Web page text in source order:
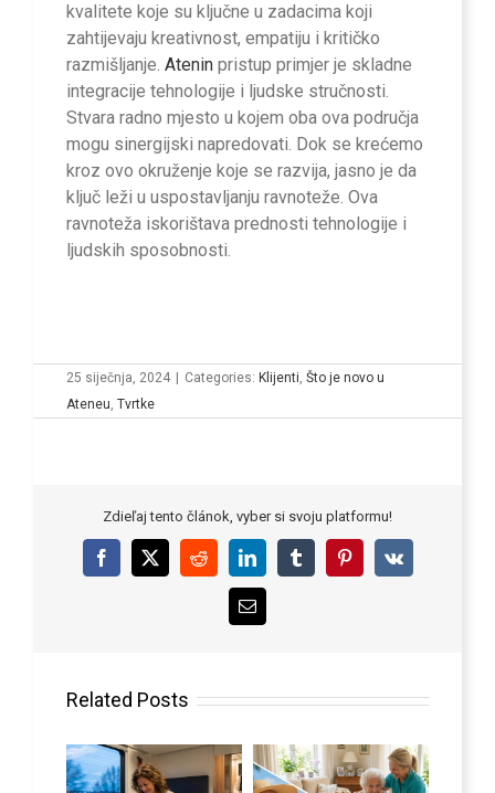
kvalitete koje su ključne u zadacima koji
zahtijevaju kreativnost, empatiju i kritičko
razmišljanje. Atenin pristup primjer je skladne
integracije tehnologije i ljudske stručnosti.
Stvara radno mjesto u kojem oba ova područja
mogu sinergijski napredovati. Dok se krećemo
kroz ovo okruženje koje se razvija, jasno je da
ključ leži u uspostavljanju ravnoteže. Ova
ravnoteža iskorištava prednosti tehnologije i
ljudskih sposobnosti.
25 siječnja, 2024 | Categories: Klijenti Što je novo u
Ateneu Tvrtke
Zdieľaj tento článok, vyber si svoju platformu!
Facebook
X RedditLinkedInTumblrPinterest
Vk
Email
Related Posts